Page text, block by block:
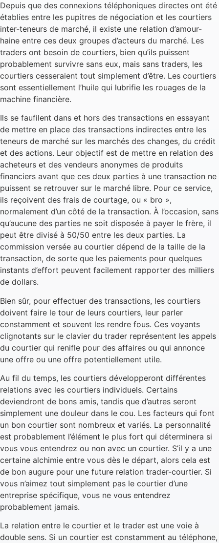
Depuis que des connexions téléphoniques directes ont été
établies entre les pupitres de négociation et les courtiers
inter-teneurs de marché, il existe une relation d’amour-
haine entre ces deux groupes d’acteurs du marché. Les
traders ont besoin de courtiers, bien qu’ils puissent
probablement survivre sans eux, mais sans traders, les
courtiers cesseraient tout simplement d’être. Les courtiers
sont essentiellement l’huile qui lubrifie les rouages de la
machine financière.
Ils se faufilent dans et hors des transactions en essayant
de mettre en place des transactions indirectes entre les
teneurs de marché sur les marchés des changes, du crédit
et des actions. Leur objectif est de mettre en relation des
acheteurs et des vendeurs anonymes de produits
financiers avant que ces deux parties à une transaction ne
puissent se retrouver sur le marché libre. Pour ce service,
ils reçoivent des frais de courtage, ou « bro »,
normalement d’un côté de la transaction. À l’occasion, sans
qu’aucune des parties ne soit disposée à payer le frère, il
peut être divisé à 50/50 entre les deux parties. La
commission versée au courtier dépend de la taille de la
transaction, de sorte que les paiements pour quelques
instants d’effort peuvent facilement rapporter des milliers
de dollars.
Bien sûr, pour effectuer des transactions, les courtiers
doivent faire le tour de leurs courtiers, leur parler
constamment et souvent les rendre fous. Ces voyants
clignotants sur le clavier du trader représentent les appels
du courtier qui renifle pour des affaires ou qui annonce
une offre ou une offre potentiellement utile.
Au fil du temps, les courtiers développeront différentes
relations avec les courtiers individuels. Certains
deviendront de bons amis, tandis que d’autres seront
simplement une douleur dans le cou. Les facteurs qui font
un bon courtier sont nombreux et variés. La personnalité
est probablement l’élément le plus fort qui déterminera si
vous vous entendrez ou non avec un courtier. S’il y a une
certaine alchimie entre vous dès le départ, alors cela est
de bon augure pour une future relation trader-courtier. Si
vous n’aimez tout simplement pas le courtier d’une
entreprise spécifique, vous ne vous entendrez
probablement jamais.
La relation entre le courtier et le trader est une voie à
double sens. Si un courtier est constamment au téléphone,